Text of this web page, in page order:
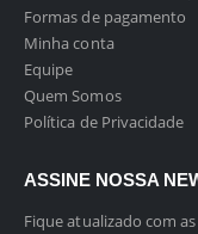
Formas de pagamento
Minha conta
Equipe
Quem Somos
Política de Privacidade
ASSINE NOSSA
Fique atualizado com